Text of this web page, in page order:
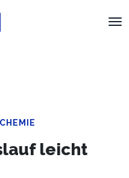
dir
leicht